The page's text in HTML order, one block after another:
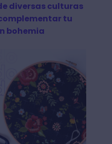
diversas culturas
tu
bohemia